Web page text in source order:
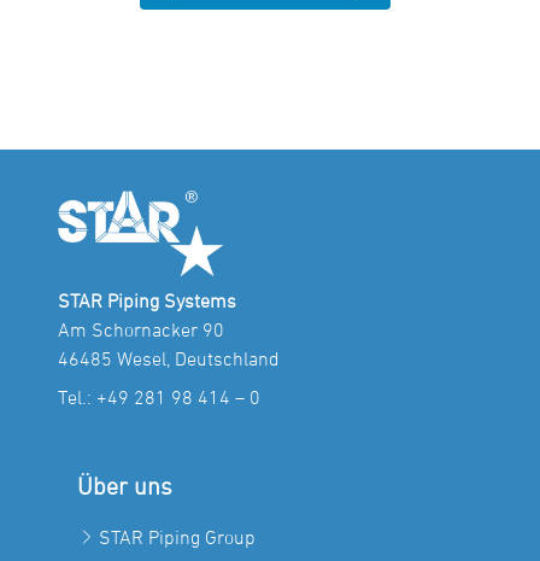
STAR Piping Systems
Am Schornacker 90
46485 Wesel, Deutschland
Tel.: +49 281 98 414 – 0
Über uns
STAR Piping Group